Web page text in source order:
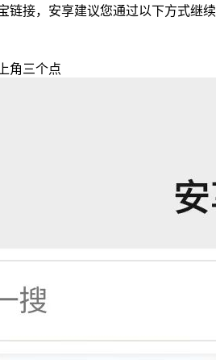
链接，安享建议您通过以下方式继续
角三个点